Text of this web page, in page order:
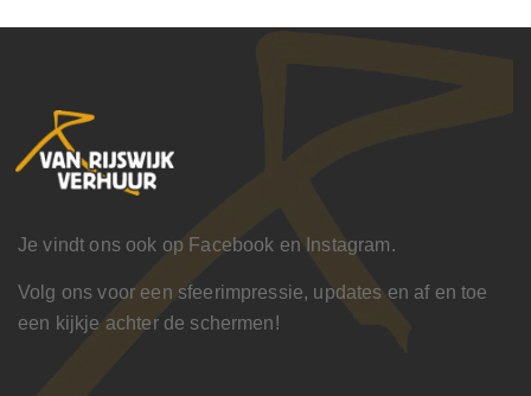
Je vindt ons ook op Facebook en Instagram.
Volg ons voor een sfeerimpressie, updates en af en toe
een kijkje achter de schermen!